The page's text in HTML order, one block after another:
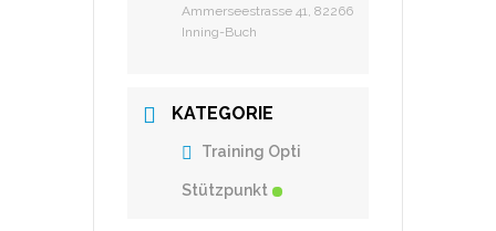
Ammerseestrasse 41, 82266
Inning-Buch
KATEGORIE
Training Opti
Stützpunkt